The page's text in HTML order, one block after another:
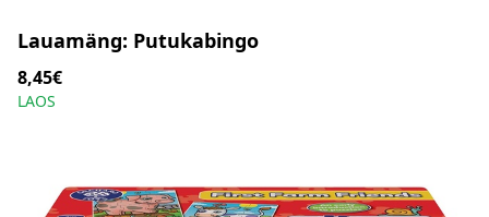
Lauamäng: Putukabingo
8,45€
LAOS